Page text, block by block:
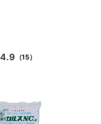
4.9 （15）